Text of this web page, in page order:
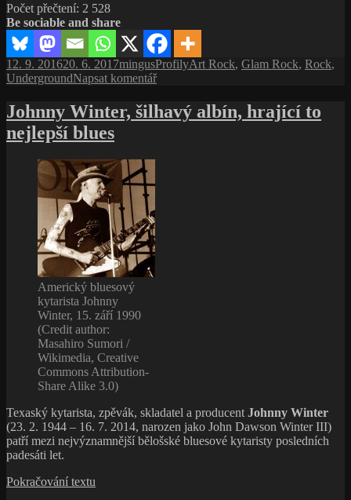
hudba
nikdy
nezní
dost
nahlas
Počet přečtení: 2 528
Be sociable and share
Publikováno:
12. 9. 201620. 6. 2017Autor:
mingusRubriky:
ProfilyŠtítky:
Art Rock, Glam Rock, Rock,
UndergroundNapsat komentářpro
s
názvem
Johnny Winter, šilhavý albín, hrající to
nejlepší blues
Americký bluesový
kytarista Johnny
Winter, 15. září 1990
(Credit author:
Masahiro Sumori /
Wikimedia, Creative
Commons Attribution-
Share Alike 3.0)
Texaský kytarista, zpěvák, skladatel a producent Johnny Winter
(23. 2. 1944 – 16. 7. 2014, narozen jako John Dawson Winter III)
patří mezi nejvýznamnější bělošské bluesové kytaristy posledních
padesáti let.
Pokračování textu